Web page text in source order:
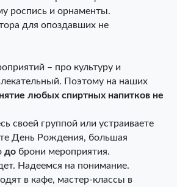
роспись и орнаменты.
для опоздавших не
– про культуру и
Поэтому на наших
любых спиртных напитков не
своей группой или устраиваете
День Рождения, большая
до брони мероприятия.
Надеемся на понимание.
в кафе, мастер-классы в